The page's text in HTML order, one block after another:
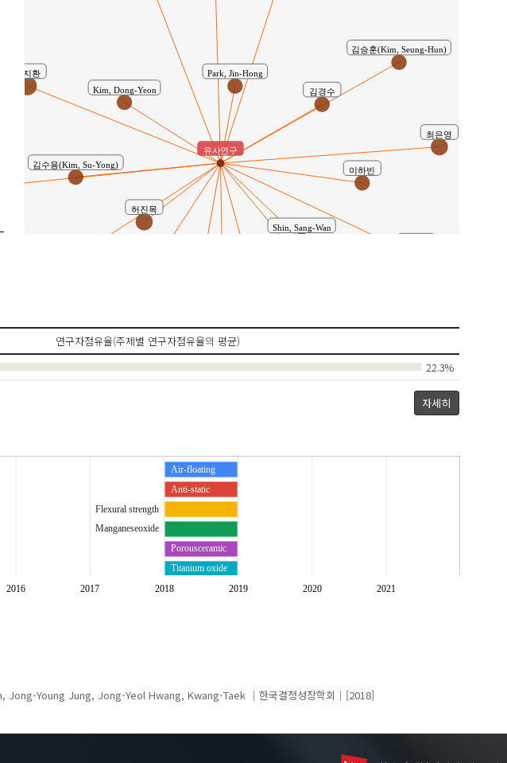
Kim, Dong-Yeon
Park, Jin-Hong
Shin, Sang-Wan
김경수
김규용(Kim, Gyu-Yong)
김수용(Kim, Su-Yong)
김승훈(Kim, Seung-Hun)
김지환
이병하
이하빈
최은영
허진목
유사연구
연구자점유율(주제별 연구자점유율의 평균)
22.3%
자세히
2016 2017 2018 2019 2020 2021
Air-floating
Anti-static
Flexural strength
Manganeseoxide
Porousceramic
Titanium oxide
Jong-Young Jung, Jong-Yeol Hwang, Kwang-Taek 한국결정성장학회 [2018]